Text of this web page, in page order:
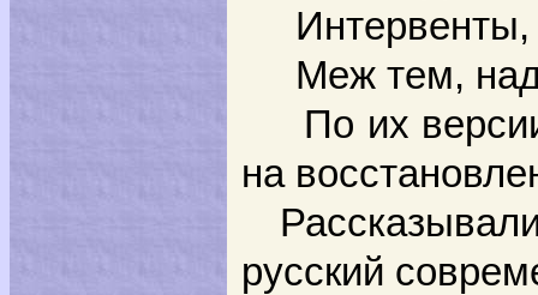
Интервенты,
Меж тем, над
По их версии,
на
русский